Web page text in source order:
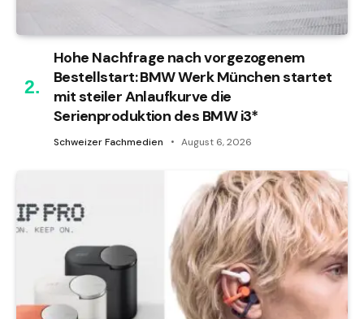
Hohe Nachfrage nach vorgezogenem
Bestellstart: BMW Werk München startet
mit steiler Anlaufkurve die
Serienproduktion des BMW i3*
Schweizer Fachmedien August 6, 2026